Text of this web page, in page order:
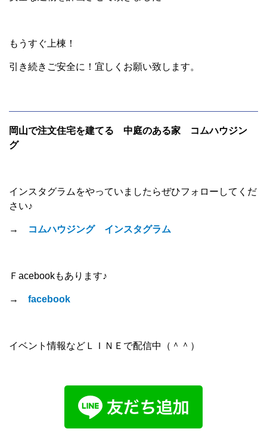
もうすぐ上棟！
引き続きご安全に！宜しくお願い致します。
岡山で注文住宅を建てる 中庭のある家 コムハウジン
グ
インスタグラムをやっていましたらぜひフォローしてくだ
さい♪
→ コムハウジング インスタグラム
Ｆacebookもあります♪
→ facebook
イベント情報などＬＩＮＥで配信中（＾＾）